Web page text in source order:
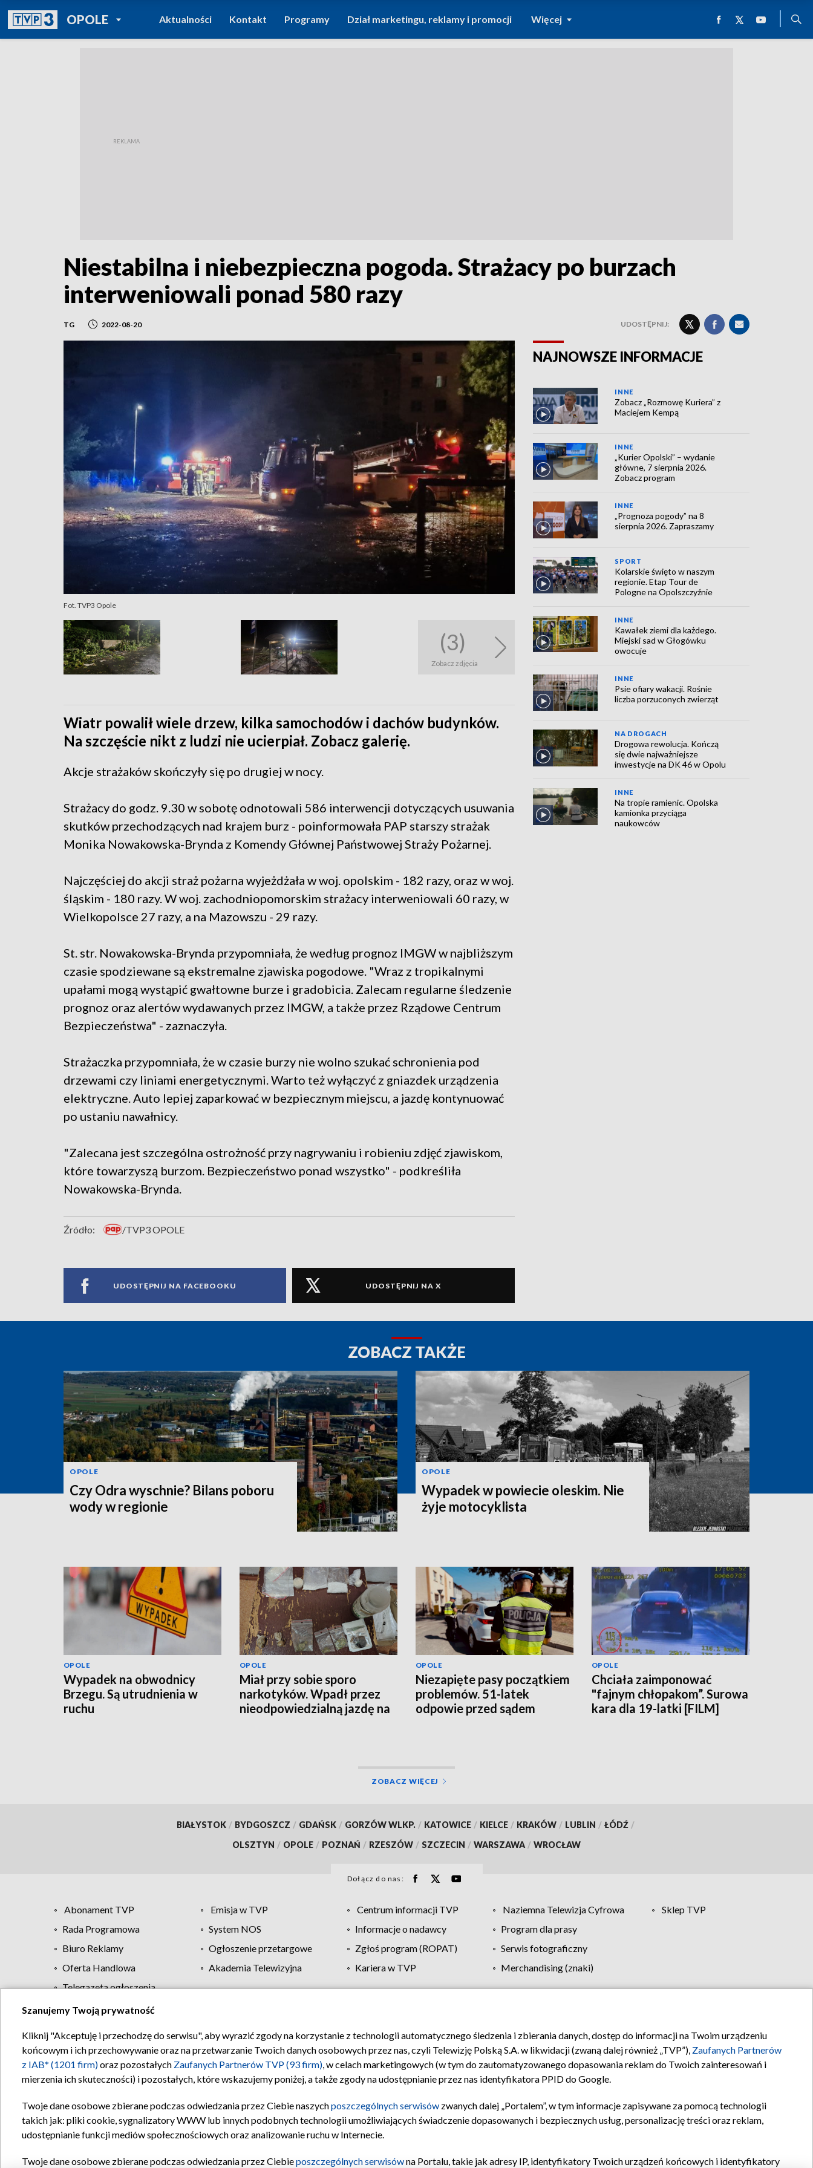
OPOLEPOWRÓT DO
TVP REGIONY
Aktualności Kontakt Programy Dział marketingu, reklamy i promocji Więcej
Niestabilna i niebezpieczna pogoda. Strażacy po burzach
interweniowali ponad 580 razy
TG 2022-08-20 UDOSTĘPNIJ:
Fot. TVP3 Opole
(3)
Zobacz zdjęcia
Wiatr powalił wiele drzew, kilka samochodów i dachów budynków.
Na szczęście nikt z ludzi nie ucierpiał. Zobacz galerię.
Akcje strażaków skończyły się po drugiej w nocy.
Strażacy do godz. 9.30 w sobotę odnotowali 586 interwencji dotyczących usuwania
skutków przechodzących nad krajem burz - poinformowała PAP starszy strażak
Monika Nowakowska-Brynda z Komendy Głównej Państwowej Straży Pożarnej.
Najczęściej do akcji straż pożarna wyjeżdżała w woj. opolskim - 182 razy, oraz w woj.
śląskim - 180 razy. W woj. zachodniopomorskim strażacy interweniowali 60 razy, w
Wielkopolsce 27 razy, a na Mazowszu - 29 razy.
St. str. Nowakowska-Brynda przypomniała, że według prognoz IMGW w najbliższym
czasie spodziewane są ekstremalne zjawiska pogodowe. "Wraz z tropikalnymi
upałami mogą wystąpić gwałtowne burze i gradobicia. Zalecam regularne śledzenie
prognoz oraz alertów wydawanych przez IMGW, a także przez Rządowe Centrum
Bezpieczeństwa" - zaznaczyła.
Strażaczka przypomniała, że w czasie burzy nie wolno szukać schronienia pod
drzewami czy liniami energetycznymi. Warto też wyłączyć z gniazdek urządzenia
elektryczne. Auto lepiej zaparkować w bezpiecznym miejscu, a jazdę kontynuować
po ustaniu nawałnicy.
"Zalecana jest szczególna ostrożność przy nagrywaniu i robieniu zdjęć zjawiskom,
które towarzyszą burzom. Bezpieczeństwo ponad wszystko" - podkreśliła
Nowakowska-Brynda.
Źródło: /TVP3 OPOLE
UDOSTĘPNIJ NA FACEBOOKU UDOSTĘPNIJ NA X
NAJNOWSZE INFORMACJE
INNE
Zobacz „Rozmowę Kuriera” z
Maciejem Kempą
INNE
„Kurier Opolski” – wydanie
główne, 7 sierpnia 2026.
Zobacz program
INNE
„Prognoza pogody” na 8
sierpnia 2026. Zapraszamy
SPORT
Kolarskie święto w naszym
regionie. Etap Tour de
Pologne na Opolszczyźnie
INNE
Kawałek ziemi dla każdego.
Miejski sad w Głogówku
owocuje
INNE
Psie ofiary wakacji. Rośnie
liczba porzuconych zwierząt
NA DROGACH
Drogowa rewolucja. Kończą
się dwie najważniejsze
inwestycje na DK 46 w Opolu
INNE
Na tropie ramienic. Opolska
kamionka przyciąga
naukowców
ZOBACZ TAKŻE
OPOLE
Czy Odra wyschnie? Bilans poboru
wody w regionie
OPOLE
Wypadek w powiecie oleskim. Nie
żyje motocyklista
OPOLE
Wypadek na obwodnicy
Brzegu. Są utrudnienia w
ruchu
OPOLE
Miał przy sobie sporo
narkotyków. Wpadł przez
nieodpowiedzialną jazdę na
OPOLE
Niezapięte pasy początkiem
problemów. 51-latek
odpowie przed sądem
OPOLE
Chciała zaimponować
"fajnym chłopakom”. Surowa
kara dla 19-latki [FILM]
ZOBACZ WIĘCEJ
BIAŁYSTOK / BYDGOSZCZ / GDAŃSK / GORZÓW WLKP. / KATOWICE / KIELCE / KRAKÓW / LUBLIN / ŁÓDŹ /
OLSZTYN / OPOLE / POZNAŃ / RZESZÓW / SZCZECIN / WARSZAWA / WROCŁAW
Dołącz do nas:
Abonament TVP Emisja w TVP Centrum informacji TVP Naziemna Telewizja Cyfrowa
Sklep TVP
Rada Programowa
System NOS Informacje o nadawcy
Program dla prasy
Biuro Reklamy
Ogłoszenie przetargowe Zgłoś program (ROPAT)
Serwis fotograficzny
Oferta Handlowa
Akademia Telewizyjna Kariera w TVP
Merchandising (znaki)
Telegazeta ogłoszenia
Regulamin TVP Polityka prywatności Moje zgody Pomoc Biuro reklamy Kontakt
Szanujemy Twoją prywatność
Kliknij "Akceptuję i przechodzę do serwisu", aby wyrazić zgody na korzystanie z technologii automatycznego śledzenia i zbierania danych, dostęp do informacji na Twoim urządzeniu
końcowym i ich przechowywanie oraz na przetwarzanie Twoich danych osobowych przez nas, czyli Telewizję Polską S.A. w likwidacji (zwaną dalej również „TVP”), Zaufanych Partnerów
z IAB* (1201 firm)oraz pozostałych Zaufanych Partnerów TVP (93 firm), w celach marketingowych (w tym do zautomatyzowanego dopasowania reklam do Twoich zainteresowań i
mierzenia ich skuteczności) i pozostałych, które wskazujemy poniżej, a także zgody na udostępnianie przez nas identyfikatora PPID do Google.
Twoje dane osobowe zbierane podczas odwiedzania przez Ciebie naszychposzczególnych serwisów zwanych dalej „Portalem”, w tym informacje zapisywane za pomocą technologii
takich jak: pliki cookie, sygnalizatory WWW lub innych podobnych technologii umożliwiających świadczenie dopasowanych i bezpiecznych usług, personalizację treści oraz reklam,
udostępnianie funkcji mediów społecznościowych oraz analizowanie ruchu w Internecie.
Twoje dane osobowe zbierane podczas odwiedzania przez Ciebieposzczególnych serwisówna Portalu, takie jak adresy IP, identyfikatory Twoich urządzeń końcowych i identyfikatory